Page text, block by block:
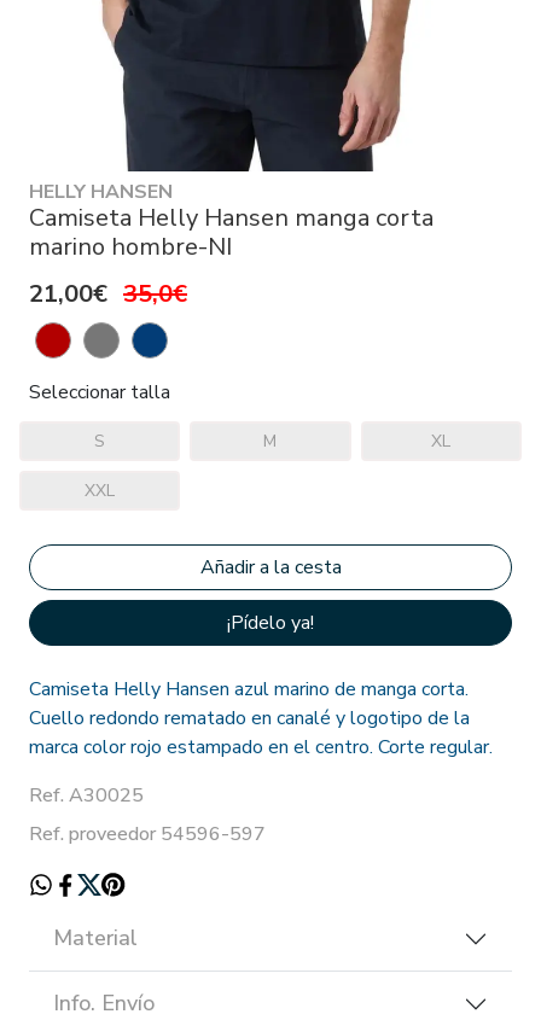
HELLY HANSEN
Camiseta Helly Hansen manga corta
marino hombre-NI
21,00€ 35,0€
Seleccionar talla
S M XL
XXL
¡Pídelo ya!
Camiseta Helly Hansen azul marino de manga corta.
Cuello redondo rematado en canalé y logotipo de la
marca color rojo estampado en el centro. Corte regular.
Ref. A30025
Ref. proveedor 54596-597
Material
Info. Envío